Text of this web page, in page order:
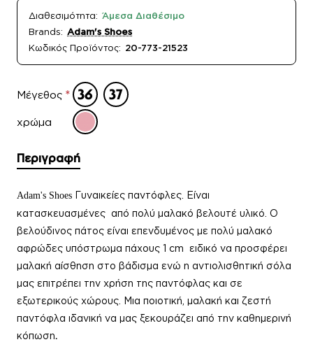
Διαθεσιμότητα: Άμεσα Διαθέσιμο
Brands: Adam's Shoes
Κωδικός Προϊόντος: 20-773-21523
Μέγεθος
χρώμα
Περιγραφή
Adam's Shoes Γυναικείες παντόφλες.
Είναι
κατασκευασμένες από πολύ μαλακό βελουτέ υλικό. Ο
βελούδινος πάτος είναι επενδυμένος με πολύ μαλακό
αφρώδες υπόστρωμα πάχους 1 cm ειδικό να προσφέρει
μαλακή αίσθηση στο βάδισμα ενώ η αντιολισθητική σόλα
μας επιτρέπει την χρήση της παντόφλας και σε
εξωτερικούς χώρους. Μια ποιοτική, μαλακή και ζεστή
παντόφλα ιδανική να μας ξεκουράζει από την καθημερινή
κόπωση.